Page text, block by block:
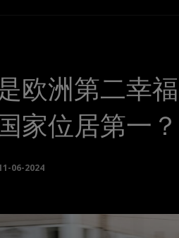
欧洲第二幸
家位居第一？
06-2024